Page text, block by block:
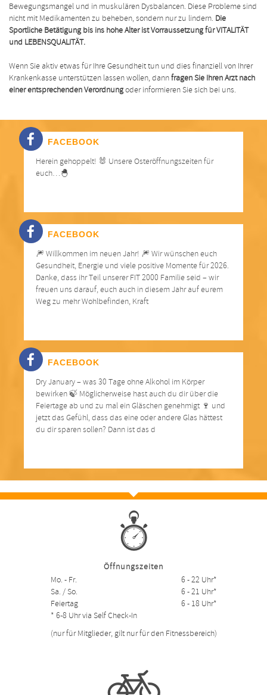
Bewegungsmangel und in muskulären Dysbalancen. Diese Probleme sind
nicht mit Medikamenten zu beheben, sondern nur zu lindern. Die
Sportliche Betätigung bis ins hohe Alter ist Vorraussetzung für VITALITÄT
und LEBENSQUALITÄT.
Wenn Sie aktiv etwas für Ihre Gesundheit tun und dies finanziell von Ihrer
Krankenkasse unterstützen lassen wollen, dannfragen Sie Ihren Arzt nach
einer entsprechenden Verordnungoder informieren Sie sich bei uns.
FACEBOOK
Herein gehoppelt! 🐰 Unsere Osteröffnungszeiten für
euch…🐣
FACEBOOK
🎆 Willkommen im neuen Jahr! 🎆 Wir wünschen euch
Gesundheit, Energie und viele positive Momente für 2026.
Danke, dass ihr Teil unserer FIT 2000 Familie seid – wir
freuen uns darauf, euch auch in diesem Jahr auf eurem
Weg zu mehr Wohlbefinden, Kraft
FACEBOOK
Dry January – was 30 Tage ohne Alkohol im Körper
bewirken 🍃 Möglicherweise hast auch du dir über die
Feiertage ab und zu mal ein Gläschen genehmigt 🍷 und
jetzt das Gefühl, dass das eine oder andere Glas hättest
du dir sparen sollen? Dann ist das d
Öffnungszeiten
Mo. - Fr.
6 - 22 Uhr*
Sa. / So.
6 - 21 Uhr*
Feiertag
6 - 18 Uhr*
* 6-8 Uhr via Self Check-In
(nur für Mitglieder, gilt nur für den Fitnessbereich)